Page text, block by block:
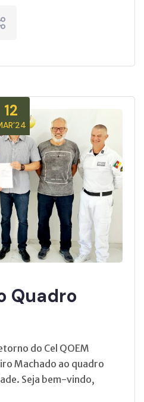
12
Quadro
do Cel QOEM
Machado ao quadro
Seja bem-vindo,